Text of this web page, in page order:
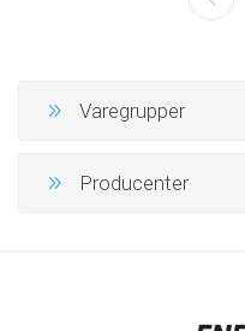
Varegrupper
Producenter